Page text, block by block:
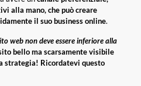
alla mano, che può creare
il suo business online.
web non deve essere inferiore alla
bello ma scarsamente visibile
strategia! Ricordatevi questo